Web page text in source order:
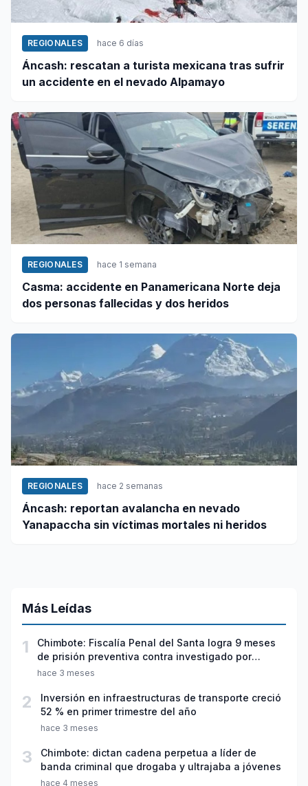
REGIONALES hace 6 días
Áncash: rescatan a turista mexicana tras sufrir
un accidente en el nevado Alpamayo
REGIONALES hace 1 semana
Casma: accidente en Panamericana Norte deja
dos personas fallecidas y dos heridos
REGIONALES hace 2 semanas
Áncash: reportan avalancha en nevado
Yanapaccha sin víctimas mortales ni heridos
Más Leídas
1
Chimbote: Fiscalía Penal del Santa logra 9 meses
de prisión preventiva contra investigado por
violación sexual y tentativa de feminicidio
hace 3 meses
2
Inversión en infraestructuras de transporte creció
52 % en primer trimestre del año
hace 3 meses
3
Chimbote: dictan cadena perpetua a líder de
banda criminal que drogaba y ultrajaba a jóvenes
hace 4 meses